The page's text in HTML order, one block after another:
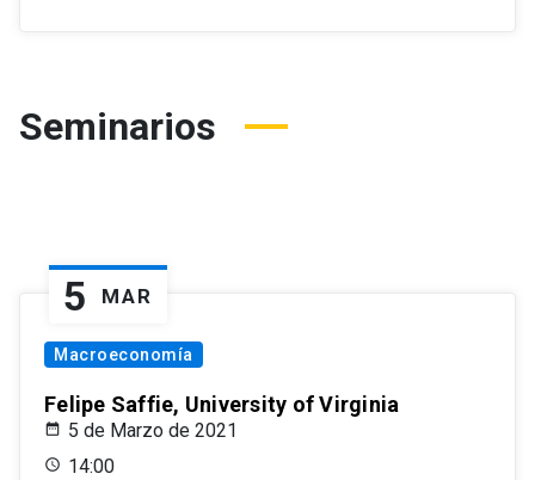
Seminarios
5 MAR
Macroeconomía
Felipe Saffie, University of Virginia
5 de Marzo de 2021
14:00